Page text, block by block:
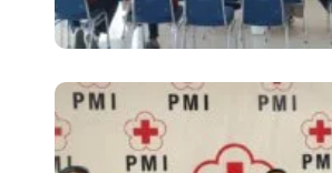
Dukung Aksi Kemanusiaan,